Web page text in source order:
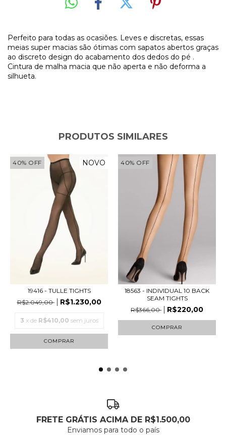
Perfeito para todas as ocasiões. Leves e discretas, essas
meias super macias são ótimas com sapatos abertos graças
ao discreto design do acabamento dos dedos do pé .
Cintura de malha macia que não aperta e não deforma a
silhueta.
PRODUTOS SIMILARES
40% OFF NOVO
19416 - TULLE TIGHTS
R$2.049,00
R$1.230,00
3 x de R$410,00 sem juros
COMPRAR
40% OFF
18563 - INDIVIDUAL 10 BACK
SEAM TIGHTS
R$366,00
R$220,00
COMPRAR
FRETE GRÁTIS ACIMA DE R$1.500,00
Enviamos para todo o país